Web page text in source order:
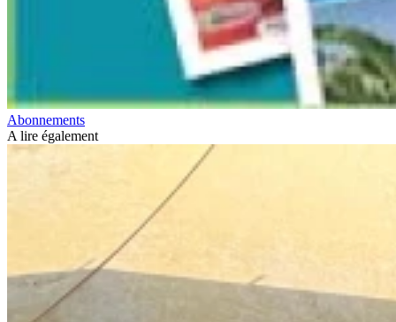
Abonnements
A lire également